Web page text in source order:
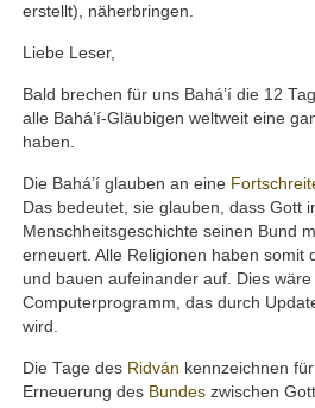
erstellt), näherbringen.
Liebe Leser,
Bald brechen für uns Bahá’í die 12
alle Bahá’í-Gläubigen weltweit eine
haben.
Die Bahá’í glauben an eine
Das bedeutet, sie glauben, dass Gott
Menschheitsgeschichte seinen Bund
erneuert. Alle Religionen haben somit
und bauen aufeinander auf. Dies
Computerprogramm, das durch
wird.
Die Tage des Ridván kennzeichnen
Erneuerung des Bundes zwischen